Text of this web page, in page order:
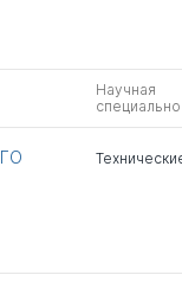
Научная